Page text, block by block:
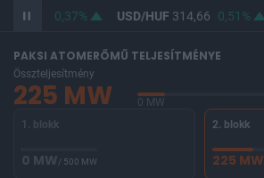
363,08 0,37% USD/HUF 314,66 0,51%
PAKSI ATOMERŐMŰ TELJESÍTMÉNYE
Összteljesítmény
225 MW 0 MW
1. blokk
0 MW/ 500 MW
2. blokk
225 MW